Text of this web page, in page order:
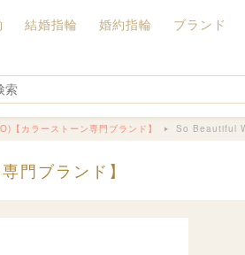
結婚指輪 婚約指輪 ブランド
【カラーストーン専門ブランド】 So Beautiful
門ブランド】